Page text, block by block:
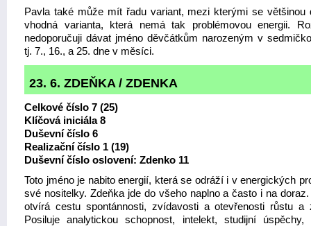
Pavla také může mít řadu variant, mezi kterými se většinou
vhodná varianta, která nemá tak problémovou energii.
nedoporučuji dávat jméno děvčátkům narozeným v
tj. 7., 16., a 25. dne v měsíci.
23. 6. ZDEŇKA / ZDENKA
Celkové číslo 7 (25)
Klíčová iniciála 8
Duševní číslo 6
Realizační číslo 1 (19)
Duševní číslo oslovení: Zdenko 11
Toto jméno je nabito energií, která se odráží i v energických
své nositelky. Zdeňka jde do všeho naplno a často i na
otvírá cestu spontánnosti, zvídavosti a otevřenosti růstu a
Posiluje analytickou schopnost, intelekt, studijní úspěchy,